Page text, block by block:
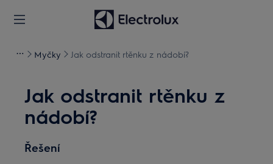
Myčky Jak odstranit rtěnku z nádobí?
Jak odstranit rtěnku z
nádobí?
Řešení